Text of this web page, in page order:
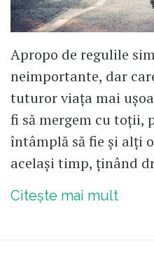
Apropo de regulile
neimportante, dar
tuturor viața mai
fi să mergem cu toții,
întâmplă să fie și alți
același timp, ținând
Citește mai mult